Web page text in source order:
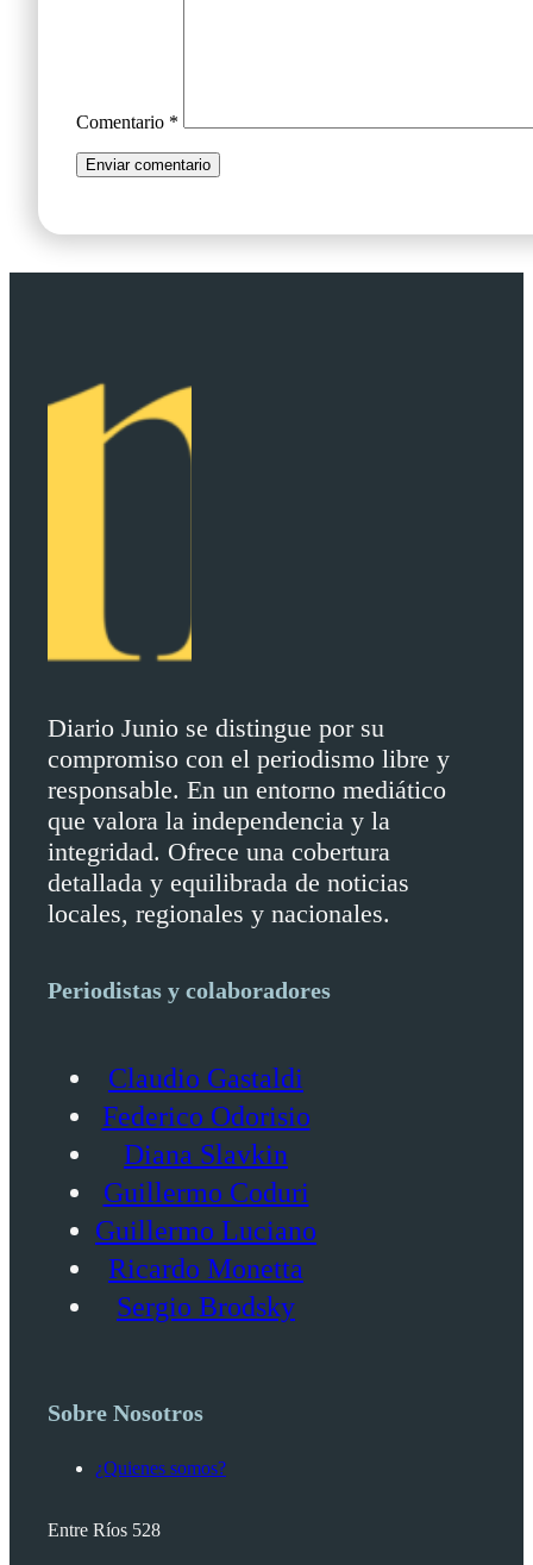
Comentario *
Diario Junio se distingue por su
compromiso con el periodismo libre y
responsable. En un entorno mediático
que valora la independencia y la
integridad. Ofrece una cobertura
detallada y equilibrada de noticias
locales, regionales y nacionales.
Periodistas y colaboradores
Claudio Gastaldi
Federico Odorisio
Diana Slavkin
Guillermo Coduri
Guillermo Luciano
Ricardo Monetta
Sergio Brodsky
Sobre Nosotros
¿Quienes somos?
Entre Ríos 528